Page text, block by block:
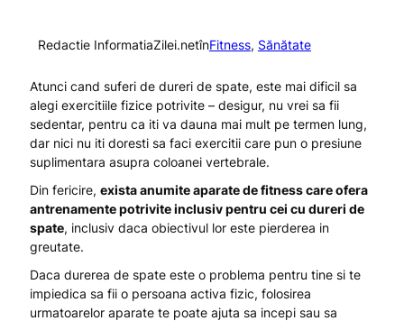
Redactie InformatiaZilei.netînFitness, Sănătate
Atunci cand suferi de dureri de spate, este mai dificil sa
alegi exercitiile fizice potrivite – desigur, nu vrei sa fii
sedentar, pentru ca iti va dauna mai mult pe termen lung,
dar nici nu iti doresti sa faci exercitii care pun o presiune
suplimentara asupra coloanei vertebrale.
Din fericire, exista anumite aparate de fitness care ofera
antrenamente potrivite inclusiv pentru cei cu dureri de
spate, inclusiv daca obiectivul lor este pierderea in
greutate.
Daca durerea de spate este o problema pentru tine si te
impiedica sa fii o persoana activa fizic, folosirea
urmatoarelor aparate te poate ajuta sa incepi sau sa